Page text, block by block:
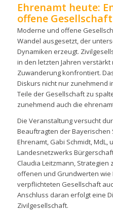
Ehrenamt heute:
offene
Moderne und offene
Wandel ausgesetzt, der
Dynamiken erzeugt.
in den letzten Jahren
Zuwanderung konfrontiert.
Diskurs nicht nur zunehmend
Teile der Gesellschaft zu
zunehmend auch die
Die Veranstaltung versucht
Beauftragten der
Ehrenamt, Gabi Schmidt,
Landesnetzwerks
Claudia Leitzmann,
offenen und Grundwerten wie
verpflichteten Gesellschaft
Anschluss daran erfolgt eine
Zivilgesellschaft.